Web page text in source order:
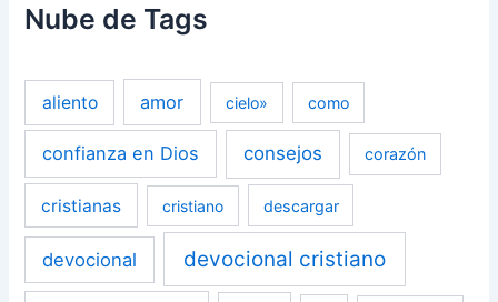
Nube de Tags
aliento amor cielo» como
confianza en Dios consejos corazón
cristianas cristiano descargar
devocional devocional cristiano